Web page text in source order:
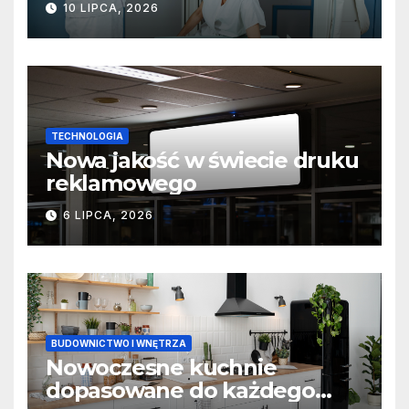
10 LIPCA, 2026
TECHNOLOGIA
Nowa jakość w świecie druku
reklamowego
6 LIPCA, 2026
BUDOWNICTWO I WNĘTRZA
Nowoczesne kuchnie
dopasowane do każdego